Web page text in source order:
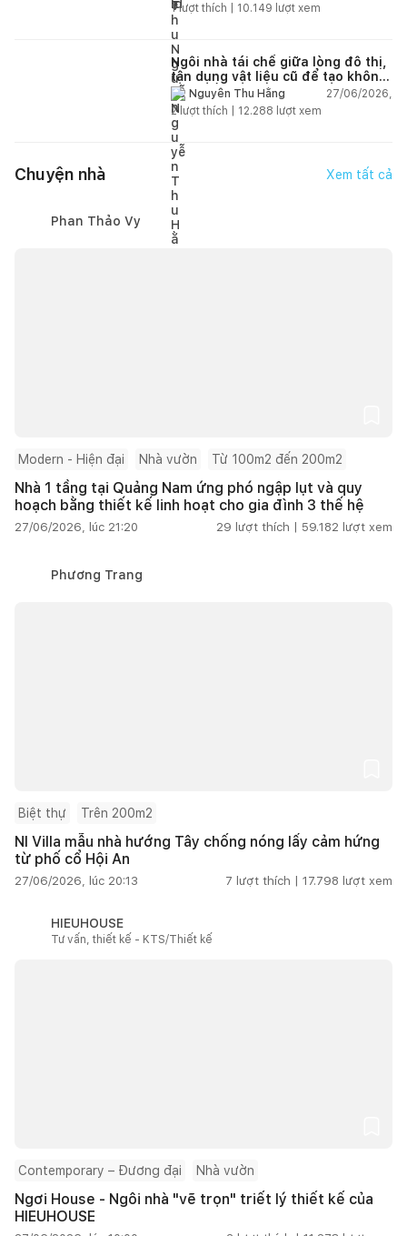
1lượt thích | 10.149 lượt xem
Ngôi nhà tái chế giữa lòng đô thị,
tận dụng vật liệu cũ để tạo không
gian sống linh hoạt
Nguyễn Thu Hằng
27/06/2026,
2lượt thích | 12.288 lượt xem
Chuyện nhà Xem tất cả
Phan Thảo Vy
Modern - Hiện đại Nhà vườn Từ 100m2 đến 200m2
Nhà 1 tầng tại Quảng Nam ứng phó ngập lụt và quy
hoạch bằng thiết kế linh hoạt cho gia đình 3 thế hệ
27/06/2026, lúc 21:20 29 lượt thích | 59.182 lượt xem
Phương Trang
Biệt thự Trên 200m2
NI Villa mẫu nhà hướng Tây chống nóng lấy cảm hứng
từ phố cổ Hội An
27/06/2026, lúc 20:13 7 lượt thích | 17.798 lượt xem
HIEUHOUSE
Tư vấn, thiết kế - KTS/Thiết kế
Contemporary – Đương đại Nhà vườn
Ngơi House - Ngôi nhà "vẽ trọn" triết lý thiết kế của
HIEUHOUSE